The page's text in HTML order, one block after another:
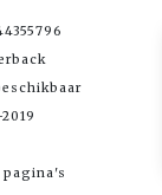
pagina's